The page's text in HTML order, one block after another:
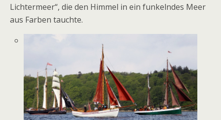
Lichtermeer“, die den Himmel in ein funkelndes Meer
aus Farben tauchte.